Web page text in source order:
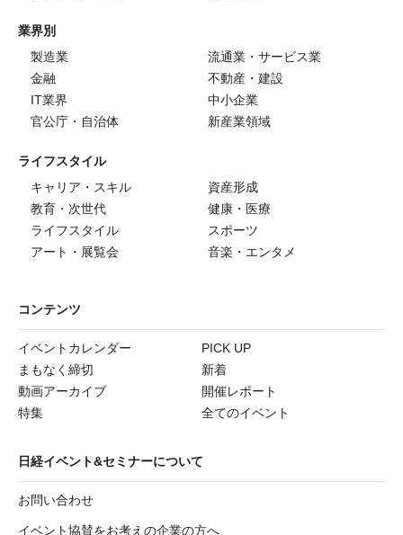
業界別
製造業
流通業・サービス業
金融
不動産・建設
IT業界
中小企業
官公庁・自治体
新産業領域
ライフスタイル
キャリア・スキル
資産形成
教育・次世代
健康・医療
ライフスタイル
スポーツ
アート・展覧会
音楽・エンタメ
コンテンツ
イベントカレンダー
PICK UP
まもなく締切
新着
動画アーカイブ
開催レポート
特集
全てのイベント
日経イベント&セミナーについて
お問い合わせ
イベント協賛をお考えの企業の方へ